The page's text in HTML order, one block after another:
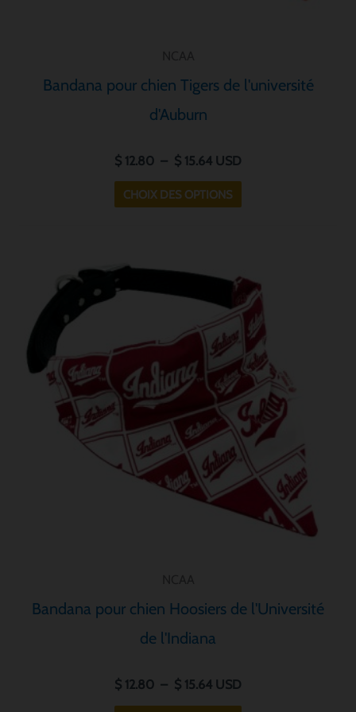
Bandana pour chien Tigers de l'université
d'Auburn
$ 12.80 – $ 15.64 USD
CHOIX DES OPTIONS
Bandana pour chien Hoosiers de l'Université
de l'Indiana
$ 12.80 – $ 15.64
de
prix :
$ 12.80
à
$ 15.64
USD
produit
a
plusieurs
variantes.
Les
options
peuvent
être
choisies
sur
page